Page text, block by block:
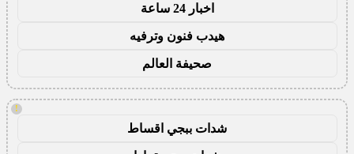
اخبار 24 ساعة
هيدب فنون وترفيه
صحيفة العالم
!
شدات ببجي اقساط